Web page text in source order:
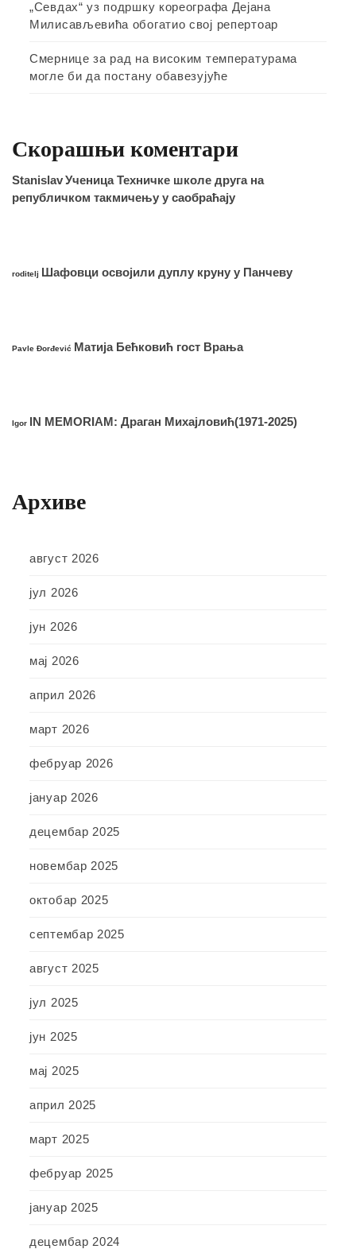
„Севдах“ уз подршку кореографа Дејана
Милисављевића обогатио свој репертоар
Смернице за рад на високим температурама
могле би да постану обавезујуће
Скорашњи коментари
StanislavУченица Техничке школе друга на
републичком такмичењу у саобраћају
roditelj Шафовци освојили дуплу круну у Панчеву
Pavle Đorđević Матија Бећковић гост Врања
Igor IN MEMORIAM: Драган Михајловић(1971-2025)
Архиве
август 2026
јул 2026
јун 2026
мај 2026
април 2026
март 2026
фебруар 2026
јануар 2026
децембар 2025
новембар 2025
октобар 2025
септембар 2025
август 2025
јул 2025
јун 2025
мај 2025
април 2025
март 2025
фебруар 2025
јануар 2025
децембар 2024